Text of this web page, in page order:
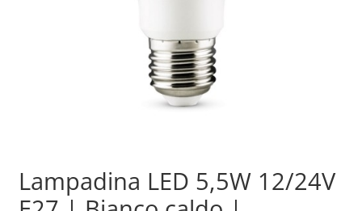
Lampadina LED 5,5W 12/24V